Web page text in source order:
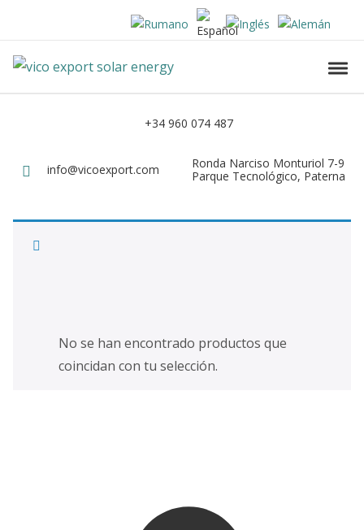
Vico Export Solar Energy
Teléfono
+34 960 074 487
Email
info@vicoexport.com Dirección
Ronda Narciso Monturiol 7-9
Parque Tecnológico, Paterna
Para poder visualizar los precios es
No se han encontrado productos que
coincidan con tu selección.